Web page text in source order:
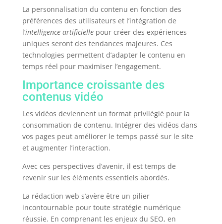
La personnalisation du contenu en fonction des
préférences des utilisateurs et l’intégration de
l’intelligence artificiellepour créer des expériences
uniques seront des tendances majeures. Ces
technologies permettent d’adapter le contenu en
temps réel pour maximiser l’engagement.
Importance croissante des
contenus vidéo
Les vidéos deviennent un format privilégié pour la
consommation de contenu. Intégrer des vidéos dans
vos pages peut améliorer le temps passé sur le site
et augmenter l’interaction.
Avec ces perspectives d’avenir, il est temps de
revenir sur les éléments essentiels abordés.
La rédaction web s’avère être un pilier
incontournable pour toute stratégie numérique
réussie. En comprenant les enjeux du SEO, en